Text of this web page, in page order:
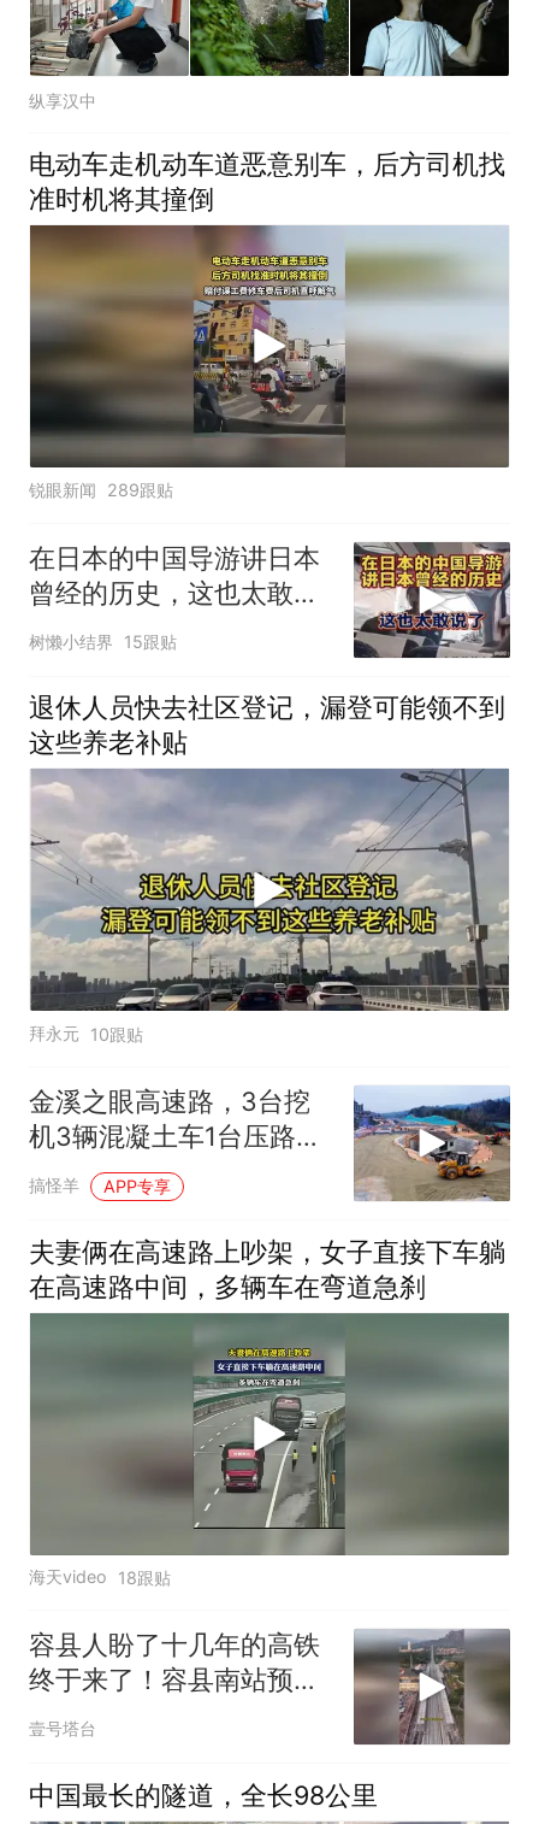
纵享汉中
电动车走机动车道恶意别车，后方司机找
准时机将其撞倒
锐眼新闻 289跟贴
在日本的中国导游讲日本
曾经的历史，这也太敢说
了
树懒小结界 15跟贴
退休人员快去社区登记，漏登可能领不到
这些养老补贴
拜永元 10跟贴
金溪之眼高速路，3台挖
机3辆混凝土车1台压路车
20个工人
搞怪羊 APP专享
夫妻俩在高速路上吵架，女子直接下车躺
在高速路中间，多辆车在弯道急刹
海天video 18跟贴
容县人盼了十几年的高铁
终于来了！容县南站预计
年底通车
壹号塔台
中国最长的隧道，全长98公里